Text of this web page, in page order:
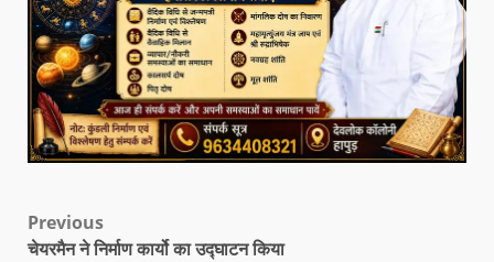
Previous
चेयरमैन ने निर्माण कार्यो का उद्घाटन किया